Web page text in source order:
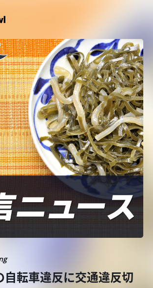
自転車違反に交通違反切